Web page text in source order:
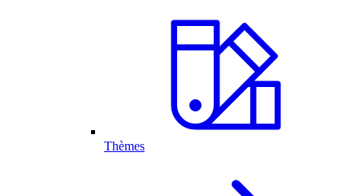
Thèmes